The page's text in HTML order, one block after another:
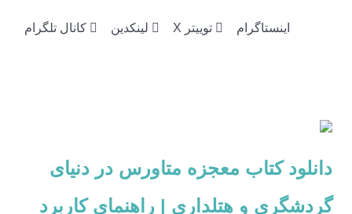
اینستاگرام توییتر X لینکدین کانال تلگرام
دانلود کتاب معجزه متاورس در دنیای
گردشگری و هتلداری | راهنمای کاربرد